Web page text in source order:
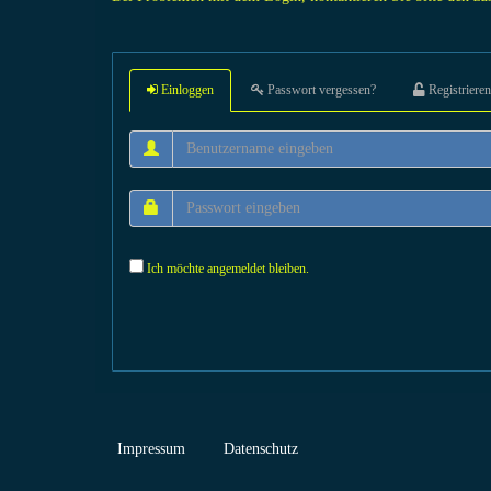
Einloggen Passwort vergessen?
Ich möchte angemeldet bleiben.
Impressum Datenschutz